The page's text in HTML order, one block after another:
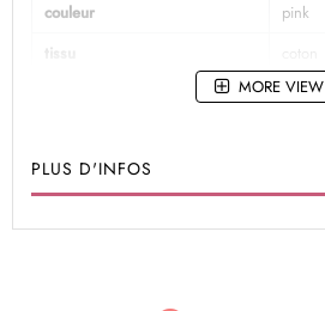
couleur
pink
tissu
imprimé
MORE VIEW
PLUS D'INFOS